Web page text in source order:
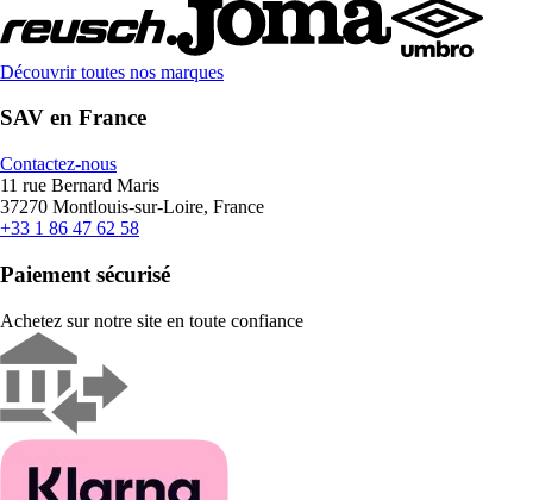
Découvrir toutes nos marques
SAV en France
Contactez-nous
11 rue Bernard Maris
37270 Montlouis-sur-Loire, France
+33 1 86 47 62 58
Paiement sécurisé
Achetez sur notre site en toute confiance